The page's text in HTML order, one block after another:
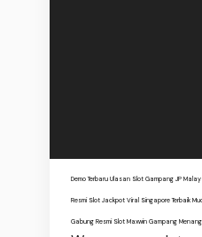
Demo Terbaru Ulasan Slot Gampang JP
Resmi Slot Jackpot Viral Singapore Terbaik
Gabung Resmi Slot Maxwin Gampang